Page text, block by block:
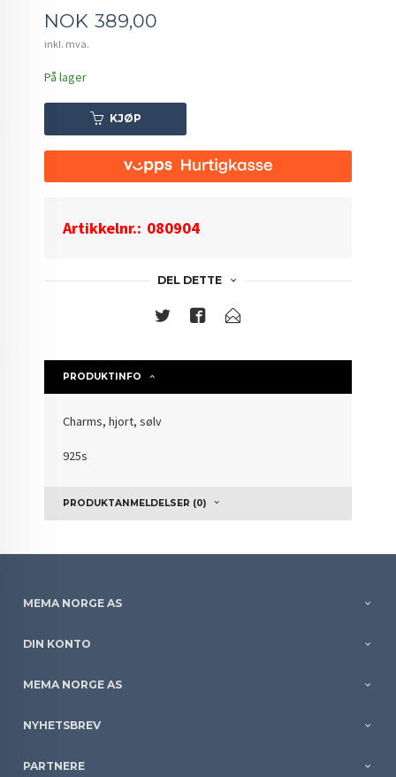
Pris
NOK 389,00
inkl. mva.
På lager
KJØP
Artikkelnr.: 080904
DEL DETTE
PRODUKTINFO
Charms, hjort, sølv
925s
PRODUKTANMELDELSER (0)
MEMA NORGE AS
DIN KONTO
MEMA NORGE AS
NYHETSBREV
PARTNERE